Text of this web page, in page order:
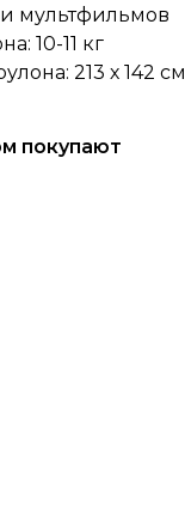
мультфильмов
10-11 кг
213 х 142 см
покупают